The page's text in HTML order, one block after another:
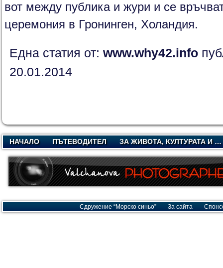
вот между публика и жури и се
церемония в Гронинген, Холандия.
Една статия от: www.why42.info
20.01.2014
НАЧАЛО ПЪТЕВОДИТЕЛ ЗА ЖИВОТА, КУЛТУРАТА И …
Сдружение “Морско синьо” За сайта